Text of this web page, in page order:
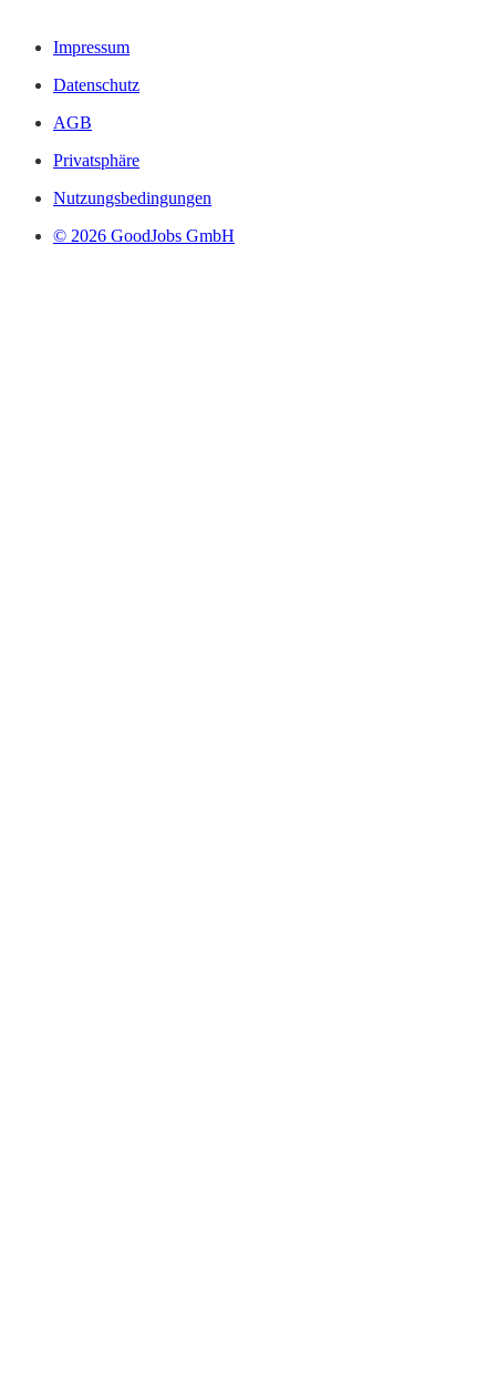
Impressum
Datenschutz
AGB
Privatsphäre
Nutzungsbedingungen
© 2026 GoodJobs GmbH